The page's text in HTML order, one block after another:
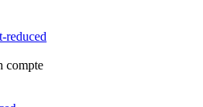
compte